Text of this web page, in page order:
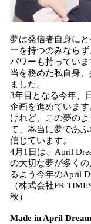
夢は発信者自身に
ーを持つのみなら
パワーも持ってい
当を務めた私自身
ました。
3年目となる今年、
企画を進めています
けれど、この夢の
て、本当に夢であ
信じています。
4月1日は、April
の大切な夢が多く
るよう今年のApril
（株式会社PR
秋）
Made in April